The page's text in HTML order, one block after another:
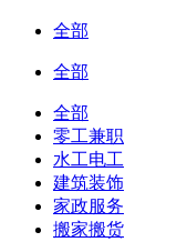
全部
全部
全部
零工兼职
水工电工
建筑装饰
家政服务
搬家搬货